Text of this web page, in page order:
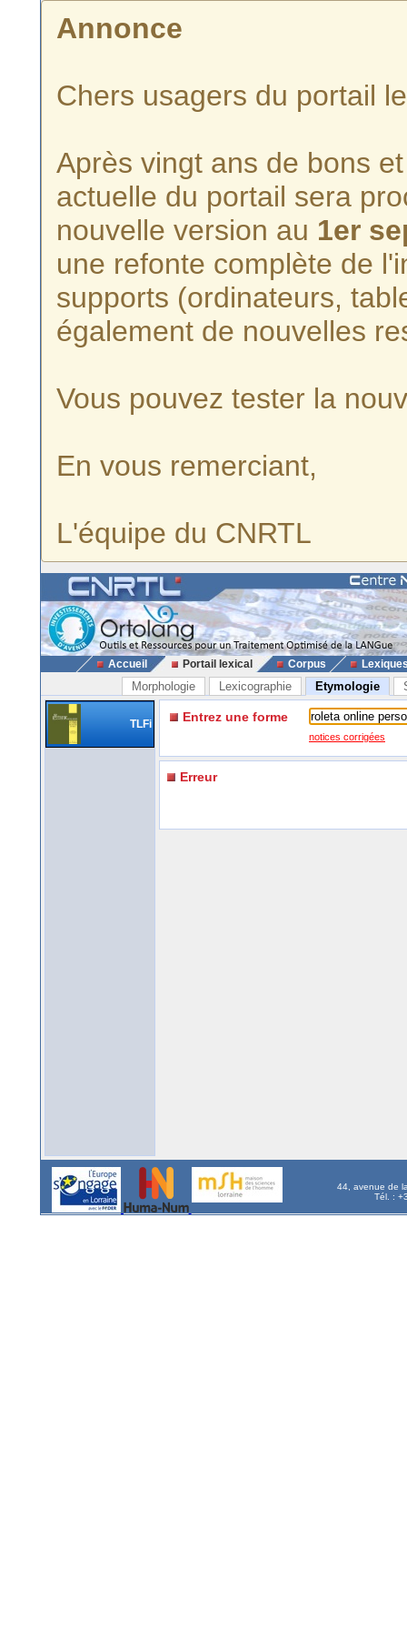
Annonce
Chers usagers du portail
Après vingt ans de bons
actuelle du portail sera
nouvelle version au 1er
une refonte complète de
supports (ordinateurs,
également de nouvelles
Vous pouvez tester la
En vous remerciant,
L'équipe du CNRTL
Accueil Portail lexical Corpus
Morphologie Lexicographie Etymologie
TLFi Entrez une forme
notices corrigées
Erreur
44, avenue de
Tél. :